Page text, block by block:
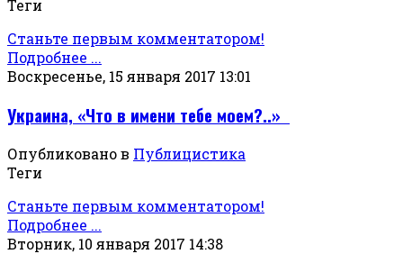
Теги
Станьте первым комментатором!
Подробнее ...
Воскресенье, 15 января 2017 13:01
Украина, «Что в имени тебе моем?..»
Опубликовано в Публицистика
Теги
Станьте первым комментатором!
Подробнее ...
Вторник, 10 января 2017 14:38